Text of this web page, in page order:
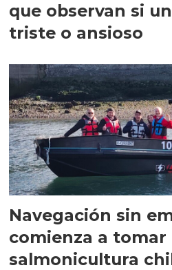
que observan si
triste o ansioso
Navegación sin
comienza a
salmonicultura